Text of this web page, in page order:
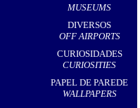
MUSEUMS
DIVERSOS
OFF AIRPORTS
CURIOSIDADES
CURIOSITIES
PAPEL DE PAREDE
WALLPAPERS